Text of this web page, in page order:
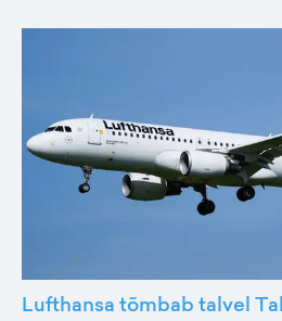
Lufthansa tõmbab talvel